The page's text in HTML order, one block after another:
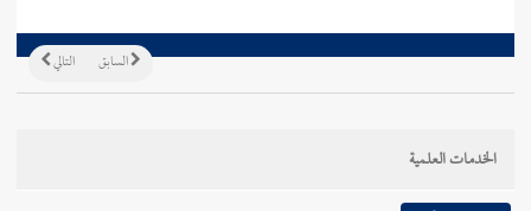
التالي السابق
الخدمات العلمية